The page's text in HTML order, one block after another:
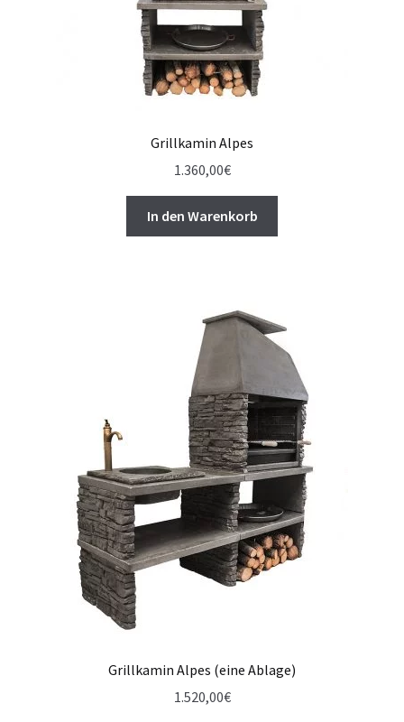
Grillkamin Alpes
1.360,00€
In den Warenkorb
Grillkamin Alpes (eine Ablage)
1.520,00€